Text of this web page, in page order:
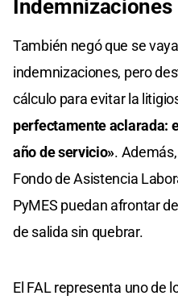
Indemnizaciones
También negó que se
indemnizaciones, pero
cálculo para evitar la
perfectamente aclarada:
año de servicio».
Fondo de Asistencia
PyMES puedan afrontar
de salida sin quebrar.
El FAL representa uno de